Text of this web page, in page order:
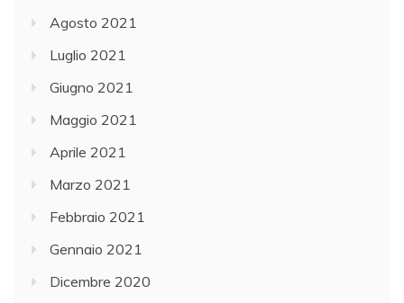
Agosto 2021
Luglio 2021
Giugno 2021
Maggio 2021
Aprile 2021
Marzo 2021
Febbraio 2021
Gennaio 2021
Dicembre 2020